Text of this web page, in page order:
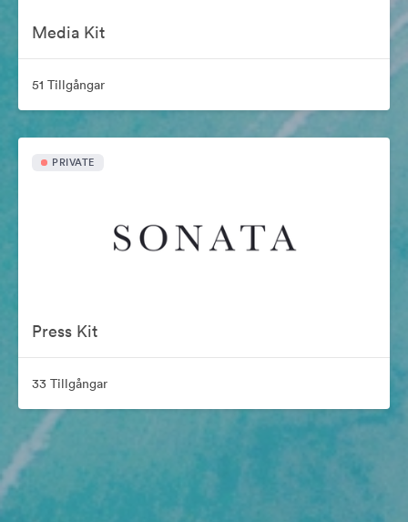
Media Kit
51 Tillgångar
PRIVATE
Press Kit
33 Tillgångar